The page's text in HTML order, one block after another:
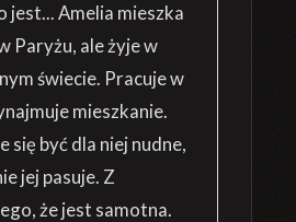
jest... Amelia mieszka
Paryżu, ale żyje w
świecie. Pracuje w
mieszkanie.
się być dla niej nudne,
jej pasuje. Z
że jest samotna.